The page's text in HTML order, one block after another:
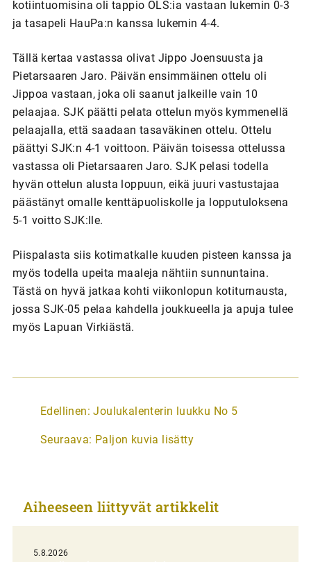
kotiintuomisina oli tappio OLS:ia vastaan lukemin 0-3
ja tasapeli HauPa:n kanssa lukemin 4-4.
Tällä kertaa vastassa olivat Jippo Joensuusta ja
Pietarsaaren Jaro. Päivän ensimmäinen ottelu oli
Jippoa vastaan, joka oli saanut jalkeille vain 10
pelaajaa. SJK päätti pelata ottelun myös kymmenellä
pelaajalla, että saadaan tasaväkinen ottelu. Ottelu
päättyi SJK:n 4-1 voittoon. Päivän toisessa ottelussa
vastassa oli Pietarsaaren Jaro. SJK pelasi todella
hyvän ottelun alusta loppuun, eikä juuri vastustajaa
päästänyt omalle kenttäpuoliskolle ja lopputuloksena
5-1 voitto SJK:lle.
Piispalasta siis kotimatkalle kuuden pisteen kanssa ja
myös todella upeita maaleja nähtiin sunnuntaina.
Tästä on hyvä jatkaa kohti viikonlopun kotiturnausta,
jossa SJK-05 pelaa kahdella joukkueella ja apuja tulee
myös Lapuan Virkiästä.
A
t
k
e
l
Edellinen: Joulukalenterin luukku No 5
Seuraava: Paljon kuvia lisätty
Aiheeseen liittyvät artikkelit
5.8.2026